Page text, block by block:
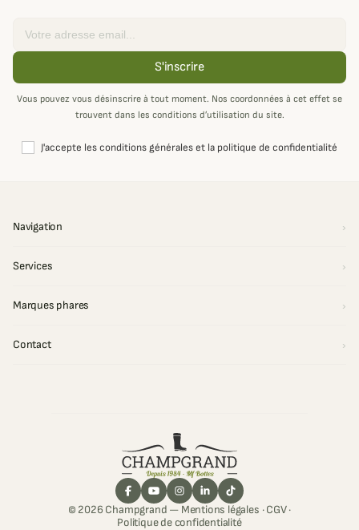
S'inscrire
Vous pouvez vous désinscrire à tout moment. Nos coordonnées à cet effet se
trouvent dans les conditions d’utilisation du site.
J'accepte les conditions générales et la politique de confidentialité
Navigation
Services
Marques phares
Contact
© 2026 Champgrand — Mentions légales ·CGV·
Politique de confidentialité